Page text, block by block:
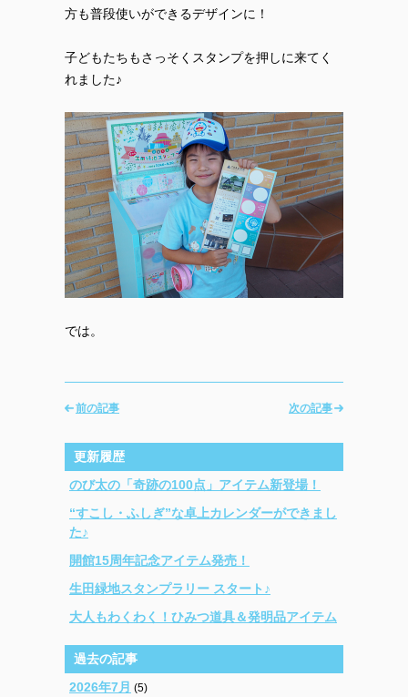
方も普段使いができるデザインに！
子どもたちもさっそくスタンプを押しに来てく
れました♪
では。
次の記事
前の記事
更新履歴
のび太の「奇跡の100点」アイテム新登場！
“すこし・ふしぎ”な卓上カレンダーができまし
た♪
開館15周年記念アイテム発売！
生田緑地スタンプラリー スタート♪
大人もわくわく！ひみつ道具＆発明品アイテム
過去の記事
2026年7月 (5)